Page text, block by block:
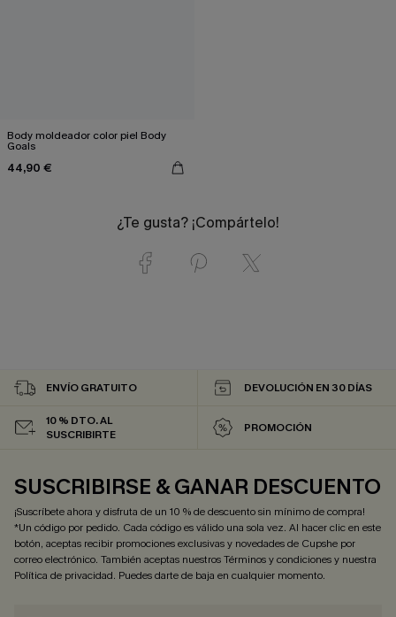
Body moldeador color piel Body
Goals
44,90 €
¿Te gusta? ¡Compártelo!
ENVÍO GRATUITO DEVOLUCIÓN EN 30 DÍAS
10 % DTO. AL
SUSCRIBIRTE
PROMOCIÓN
SUSCRIBIRSE & GANAR DESCUENTO
¡Suscríbete ahora y disfruta de un 10 % de descuento sin mínimo de compra!
*Un código por pedido. Cada código es válido una sola vez. Al hacer clic en este
botón, aceptas recibir promociones exclusivas y novedades de Cupshe por
correo electrónico. También aceptas nuestrosTérminos y condicionesy nuestra
Política de privacidad. Puedes darte de baja en cualquier momento.